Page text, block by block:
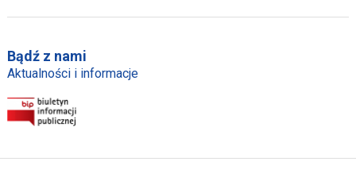
Bądź z nami
Aktualności i informacje